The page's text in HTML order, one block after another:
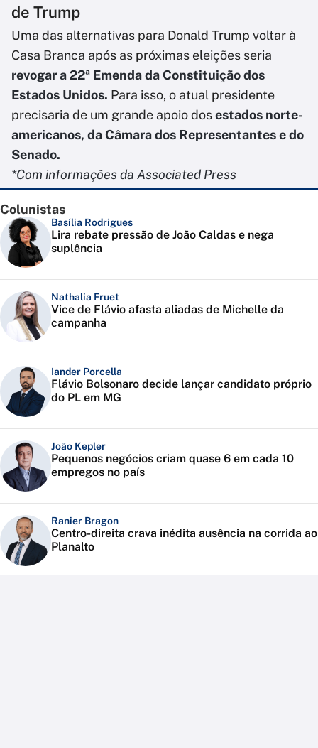
de Trump
Uma das alternativas para Donald Trump voltar à
Casa Branca após as próximas eleições seria
revogar a 22ª Emenda da Constituição dos
Estados Unidos. Para isso, o atual presidente
precisaria de um grande apoio dosestados norte-
americanos, da Câmara dos Representantes e do
Senado.
*Com informações da Associated Press
Colunistas
Basília Rodrigues
Lira rebate pressão de João Caldas e nega
suplência
Nathalia Fruet
Vice de Flávio afasta aliadas de Michelle da
campanha
Iander Porcella
Flávio Bolsonaro decide lançar candidato próprio
do PL em MG
João Kepler
Pequenos negócios criam quase 6 em cada 10
empregos no país
Ranier Bragon
Centro-direita crava inédita ausência na corrida ao
Planalto